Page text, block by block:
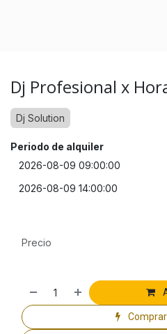
Dj Profesional x
Dj Solution
Periodo de alquiler
Precio